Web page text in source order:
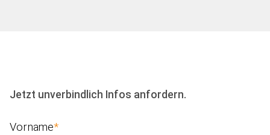
Jetzt unverbindlich Infos anfordern.
Vorname*